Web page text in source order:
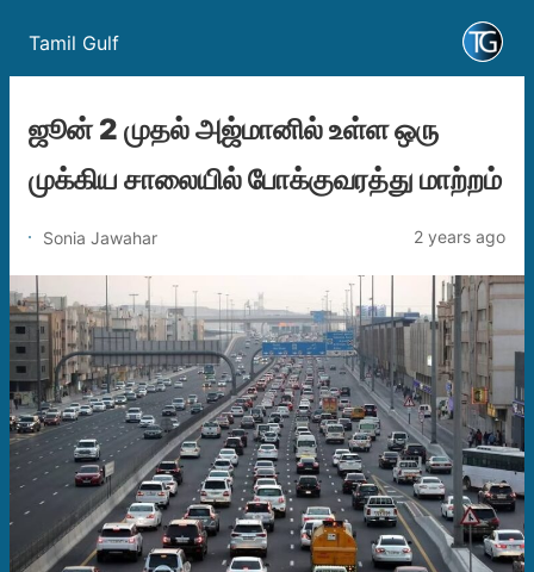
Tamil Gulf
ஜூன் 2 முதல் அஜ்மானில் உள்ள ஒரு
முக்கிய சாலையில் போக்குவரத்து மாற்றம்
Sonia Jawahar 2 years ago